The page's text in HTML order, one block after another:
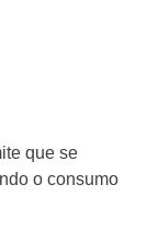
que se
o consumo